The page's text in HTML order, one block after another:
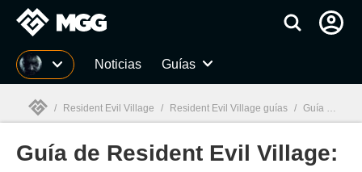
MGG Noticias Guías
MGG
/ Resident Evil Village / Resident Evil Village guías / Guía de Resident Evil Village: tesoros, armas... Todas nuestras guías
Guía de Resident Evil Village: